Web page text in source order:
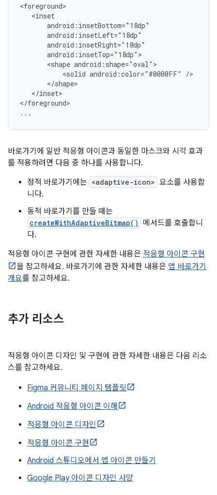
<shape
<solid android:color="#0000FF"
</inset>
</foreground>
...
바로가기에 일반 적응형 아이콘과 동일한 마스크와 시각 효과
를 적용하려면 다음 중 하나를 사용합니다.
정적 바로가기에는 <adaptive-icon> 요소를 사용합
니다.
동적 바로가기를 만들 때는
createWithAdaptiveBitmap()
메서드를 호출합니
다.
적응형 아이콘 구현에 관한 자세한 내용은 적응형 아이콘 구현
을 참고하세요. 바로가기에 관한 자세한 내용은 앱 바로가기
개요를 참고하세요.
추가 리소스
적응형 아이콘 디자인 및 구현에 관한 자세한 내용은 다음 리소
스를 참고하세요.
Figma 커뮤니티 페이지 템플릿
Android 적응형 아이콘 이해
적응형 아이콘 디자인
적응형 아이콘 구현
Android 스튜디오에서 앱 아이콘 만들기
Google Play 아이콘 디자인 사양